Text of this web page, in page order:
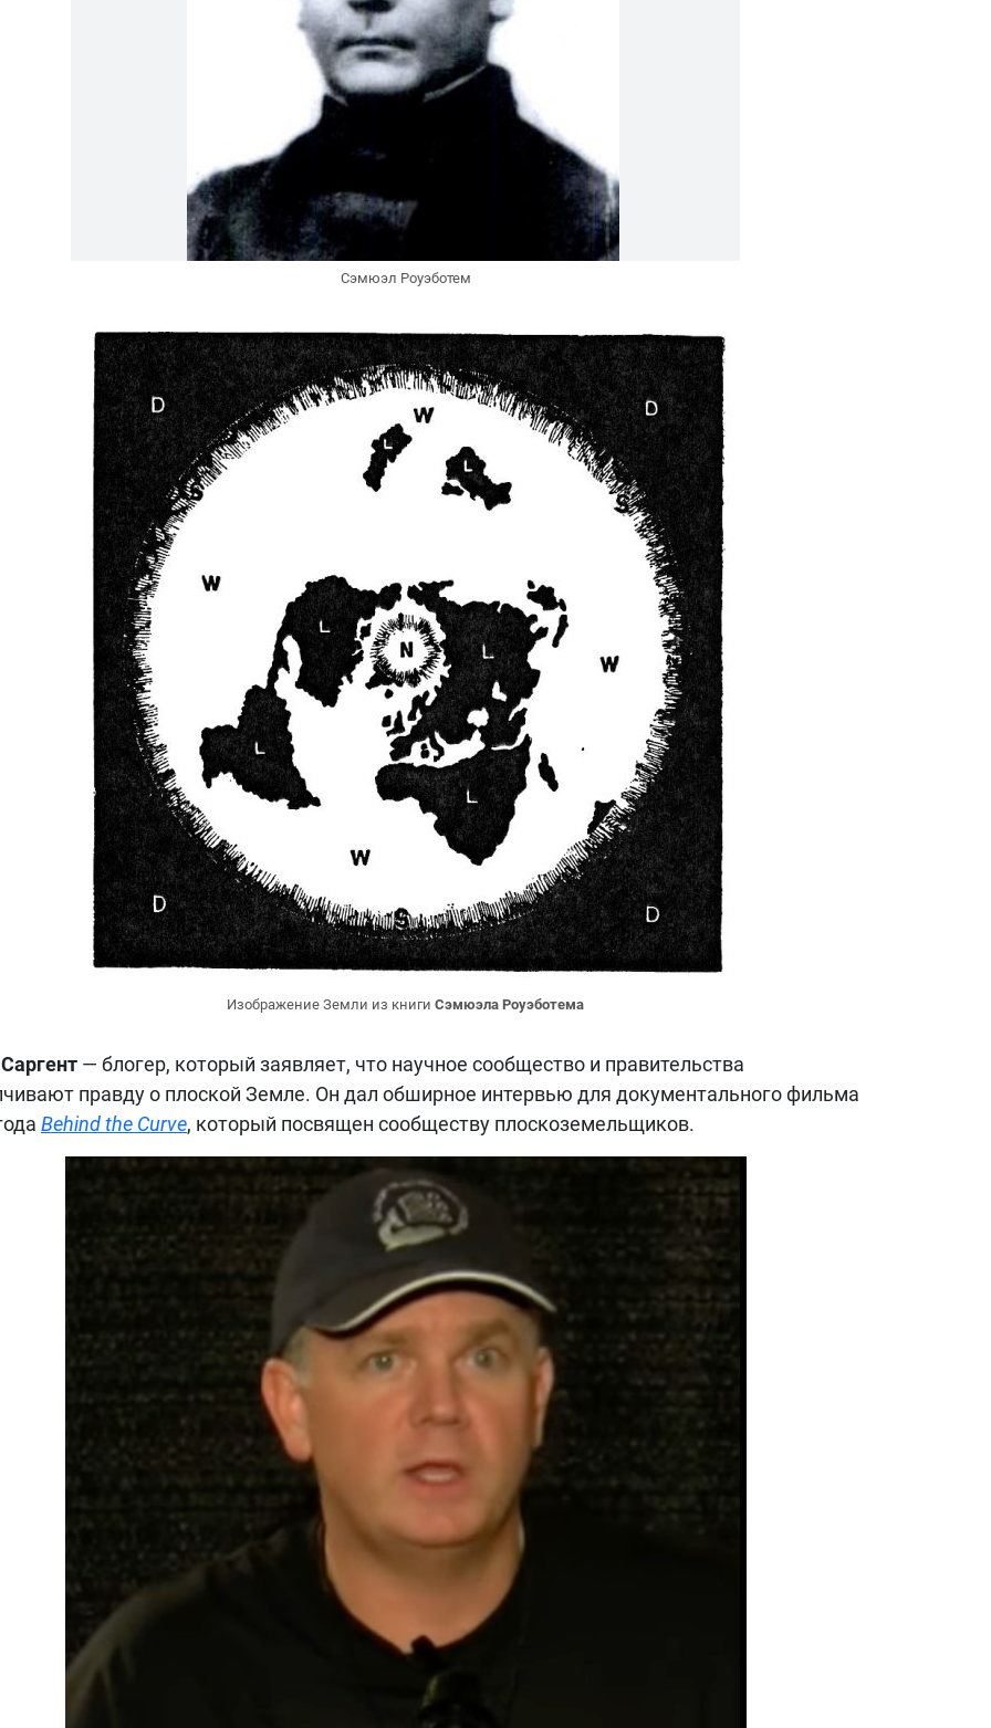
Сэмюэл Роуэботем
Изображение Земли из книги Сэмюэла Роуэботема
— блогер, который заявляет, что научное сообщество и правительства
правду о плоской Земле. Он дал обширное интервью для документального фильма
Behind the Curve, который посвящен сообществу плоскоземельщиков.